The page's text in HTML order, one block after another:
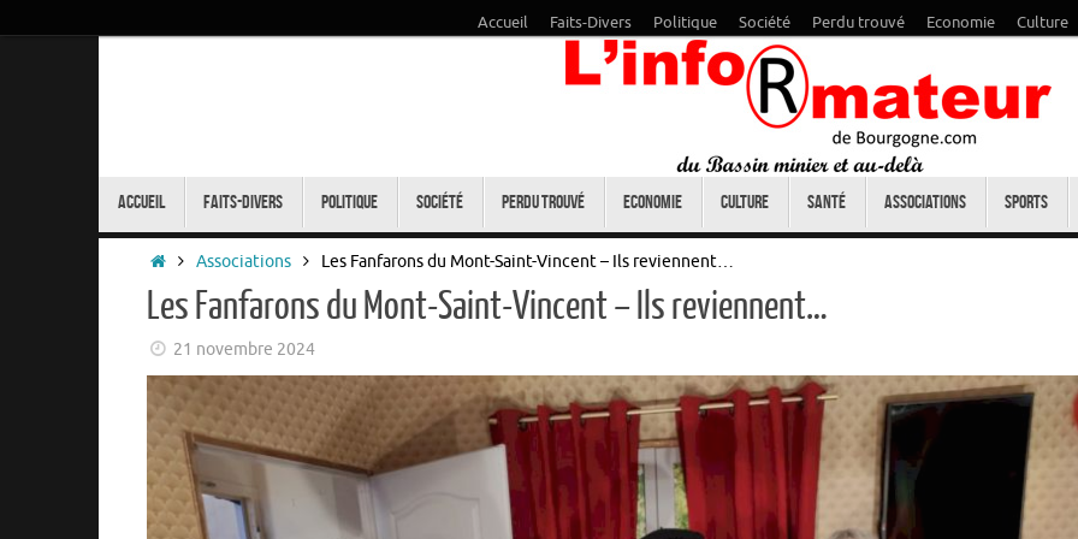
Accueil Faits-Divers Politique Société Perdu trouvé Economie Culture
Accueil Faits-Divers Politique Société Perdu trouvé Economie Culture Santé Associations Sports
Accueil
Associations Les Fanfarons du Mont-Saint-Vincent – Ils reviennent…
Les Fanfarons du Mont-Saint-Vincent – Ils reviennent…
21 novembre 2024